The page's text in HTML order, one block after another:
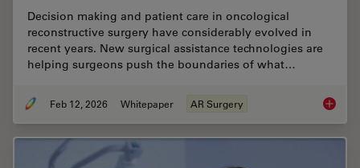
Decision making and patient care in oncological
reconstructive surgery have considerably evolved in
recent years. New surgical assistance technologies are
helping surgeons push the boundaries of what…
Feb 12, 2026 Whitepaper AR Surgery